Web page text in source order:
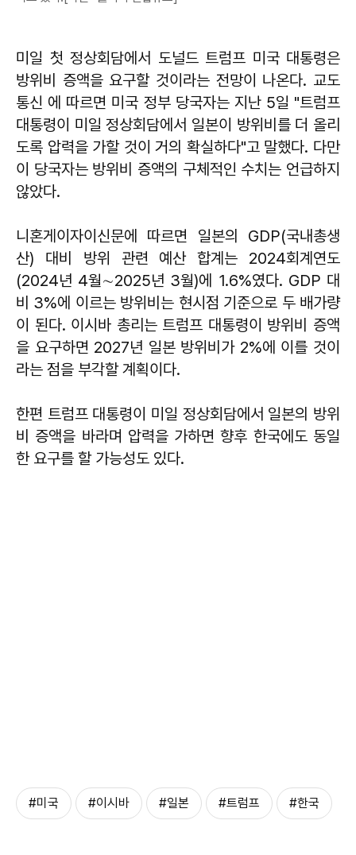
미일 첫 정상회담에서 도널드 트럼프 미국 대통령은
방위비 증액을 요구할 것이라는 전망이 나온다. 교도
통신 에 따르면 미국 정부 당국자는 지난 5일 "트럼프
대통령이 미일 정상회담에서 일본이 방위비를 더 올리
도록 압력을 가할 것이 거의 확실하다"고 말했다. 다만
이 당국자는 방위비 증액의 구체적인 수치는 언급하지
않았다.
니혼게이자이신문에 따르면 일본의 GDP(국내총생
산) 대비 방위 관련 예산 합계는 2024회계연도
(2024년 4월∼2025년 3월)에 1.6%였다. GDP 대
비 3%에 이르는 방위비는 현시점 기준으로 두 배가량
이 된다. 이시바 총리는 트럼프 대통령이 방위비 증액
을 요구하면 2027년 일본 방위비가 2%에 이를 것이
라는 점을 부각할 계획이다.
한편 트럼프 대통령이 미일 정상회담에서 일본의 방위
비 증액을 바라며 압력을 가하면 향후 한국에도 동일
한 요구를 할 가능성도 있다.
#미국 #이시바 #일본 #트럼프 #한국